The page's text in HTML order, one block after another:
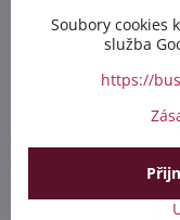
Soubory cookies
služba
https://